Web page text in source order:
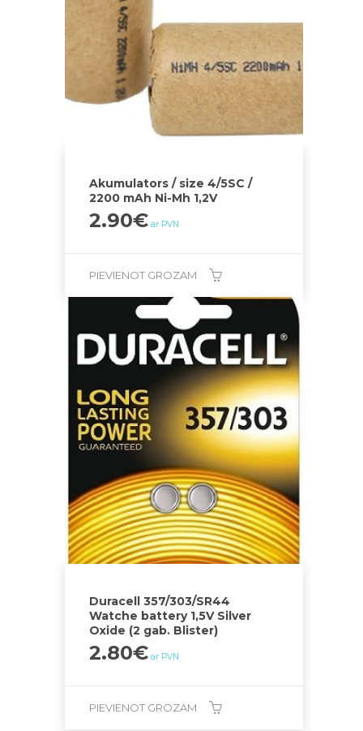
Akumulators / size 4/5SC /
2200 mAh Ni-Mh 1,2V
2.90€ ar PVN
PIEVIENOT GROZAM
Duracell 357/303/SR44
Watche battery 1,5V Silver
Oxide (2 gab. Blister)
2.80€ ar PVN
PIEVIENOT GROZAM